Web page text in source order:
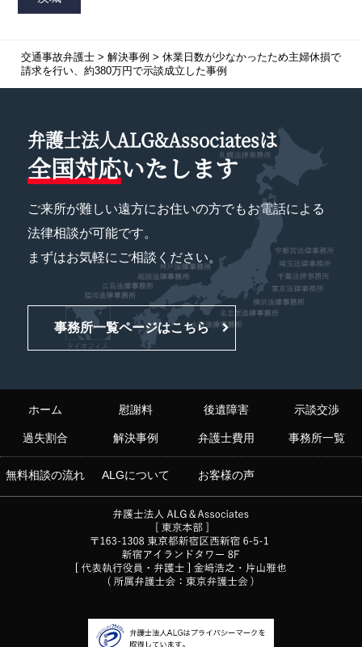
交通事故弁護士> 解決事例 > 休業日数が少なかったため主婦休損で
請求を行い、約380万円で示談成立した事例
弁護士法人ALG&Associatesは
全国対応いたします
ご来所が難しい遠方にお住いの方でもお電話による
法律相談が可能です。
まずはお気軽にご相談ください。
事務所一覧ページはこちら
ホーム 慰謝料 後遺障害 示談交渉
過失割合 解決事例 弁護士費用 事務所一覧
無料相談の流れ ALGについて お客様の声